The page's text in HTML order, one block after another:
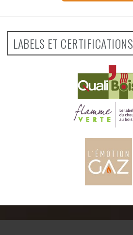
LABELS ET CERTIFICATIONS